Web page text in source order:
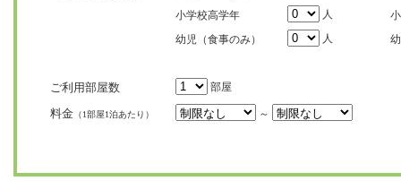
小学校高学年
人
幼児（食事のみ）
人
ご利用部屋数 部屋
料金 （1部屋1泊あたり） ～